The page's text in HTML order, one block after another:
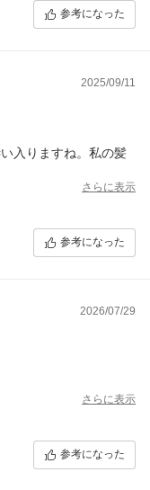
参考になった
2025/09/11
入りますね。私の髪
さらに表示
参考になった
2026/07/29
さらに表示
参考になった